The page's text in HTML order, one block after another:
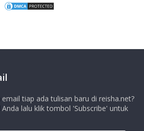
tiap ada tulisan baru di reisha.net?
lalu klik tombol 'Subscribe' untuk